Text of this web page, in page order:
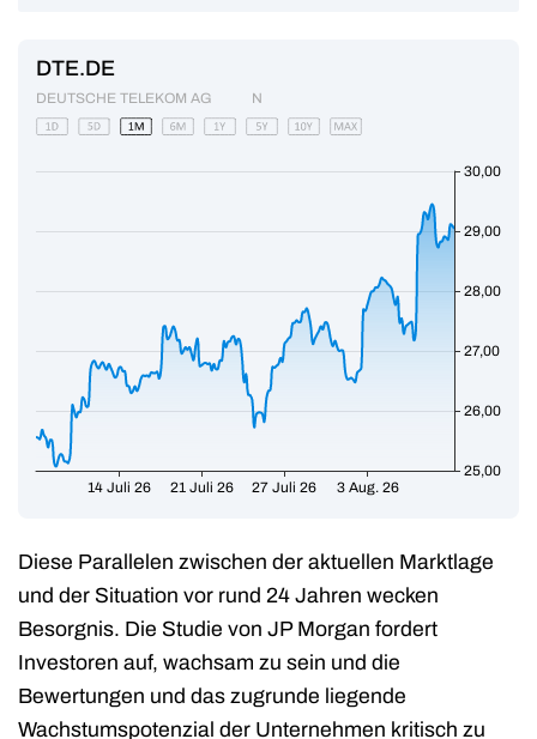
Diese Parallelen zwischen der aktuellen Marktlage
und der Situation vor rund 24 Jahren wecken
Besorgnis. Die Studie von JP Morgan fordert
Investoren auf, wachsam zu sein und die
Bewertungen und das zugrunde liegende
Wachstumspotenzial der Unternehmen kritisch zu